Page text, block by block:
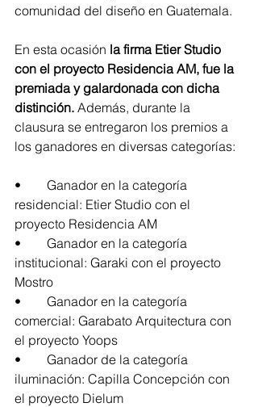
comunidad del diseño en Guatemala.
En esta ocasión la firma Etier Studio
con el proyecto Residencia AM, fue la
premiada y galardonada con dicha
distinción. Además, durante la
clausura se entregaron los premios a
los ganadores en diversas categorías:
•	Ganador en la categoría
residencial: Etier Studio con el
proyecto Residencia AM
•	Ganador en la categoría
institucional: Garaki con el proyecto
Mostro
•	Ganador en la categoría
comercial: Garabato Arquitectura con
el proyecto Yoops
•	Ganador de la categoría
iluminación: Capilla Concepción con
el proyecto Dielum